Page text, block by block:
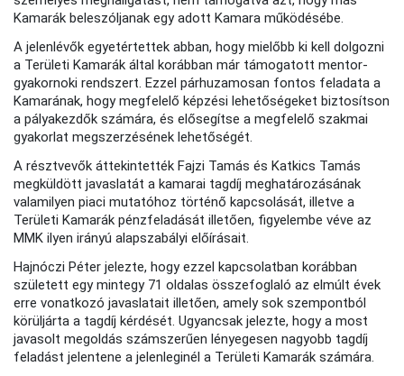
Kamarák beleszóljanak egy adott Kamara működésébe.
A jelenlévők egyetértettek abban, hogy mielőbb ki kell dolgozni
a Területi Kamarák által korábban már támogatott mentor-
gyakornoki rendszert. Ezzel párhuzamosan fontos feladata a
Kamarának, hogy megfelelő képzési lehetőségeket biztosítson
a pályakezdők számára, és elősegítse a megfelelő szakmai
gyakorlat megszerzésének lehetőségét.
A résztvevők áttekintették Fajzi Tamás és Katkics Tamás
megküldött javaslatát a kamarai tagdíj meghatározásának
valamilyen piaci mutatóhoz történő kapcsolását, illetve a
Területi Kamarák pénzfeladását illetően, figyelembe véve az
MMK ilyen irányú alapszabályi előírásait.
Hajnóczi Péter jelezte, hogy ezzel kapcsolatban korábban
született egy mintegy 71 oldalas összefoglaló az elmúlt évek
erre vonatkozó javaslatait illetően, amely sok szempontból
körüljárta a tagdíj kérdését. Ugyancsak jelezte, hogy a most
javasolt megoldás számszerűen lényegesen nagyobb tagdíj
feladást jelentene a jelenleginél a Területi Kamarák számára.